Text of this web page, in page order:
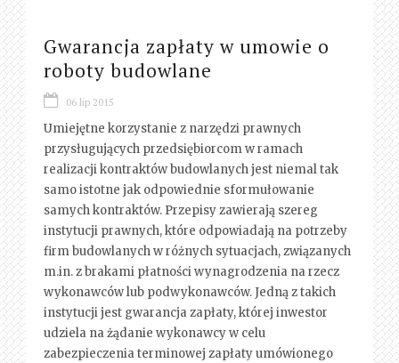
Gwarancja zapłaty w umowie o
roboty budowlane
06 lip 2015
Umiejętne korzystanie z narzędzi prawnych
przysługujących przedsiębiorcom w ramach
realizacji kontraktów budowlanych jest niemal tak
samo istotne jak odpowiednie sformułowanie
samych kontraktów. Przepisy zawierają szereg
instytucji prawnych, które odpowiadają na potrzeby
firm budowlanych w różnych sytuacjach, związanych
m.in. z brakami płatności wynagrodzenia na rzecz
wykonawców lub podwykonawców. Jedną z takich
instytucji jest gwarancja zapłaty, której inwestor
udziela na żądanie wykonawcy w celu
zabezpieczenia terminowej zapłaty umówionego